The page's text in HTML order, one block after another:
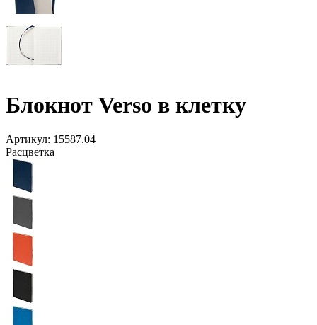
Блокнот Verso в клетку
Артикул: 15587.04
Расцветка